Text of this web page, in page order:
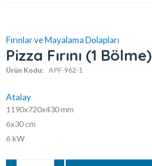
Fırınlar ve Mayalama Dolapları
Pizza Fırını (1 Bölme)
Ürün Kodu: APF-962-1
Atalay
1190x720x430 mm
6x30 cm
6 kW